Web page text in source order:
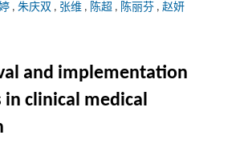
, 朱庆双 , 张维 , 陈超 , 陈丽芬 , 赵妍
and implementation
clinical medical